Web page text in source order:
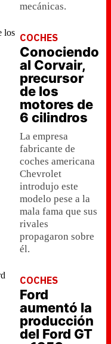
mecánicas.
COCHES
Conociendo
al Corvair,
precursor
de los
motores de
6 cilindros
La empresa
fabricante de
coches americana
Chevrolet
introdujo este
modelo pese a la
mala fama que sus
rivales
propagaron sobre
él.
COCHES
Ford
aumentó la
producción
del Ford GT